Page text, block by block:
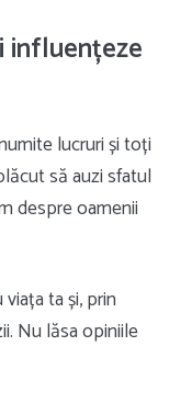
influențeze
lucruri și toți
să auzi sfatul
despre oamenii
ta și, prin
Nu lăsa opiniile